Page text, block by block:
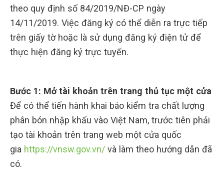
theo quy định số 84/2019/NĐ-CP ngày
14/11/2019. Việc đăng ký có thể diễn ra trực tiếp
trên giấy tờ hoặc là sử dụng đăng ký điện tử để
thực hiện đăng ký trực tuyến.
Bước 1: Mở tài khoản trên trang thủ tục một cửa
Để có thể tiến hành khai báo kiểm tra chất lượng
phân bón nhập khẩu vào Việt Nam, trước tiên phải
tạo tài khoản trên trang web một cửa quốc
gia https://vnsw.gov.vn/ và làm theo hướng dẫn đã
có.